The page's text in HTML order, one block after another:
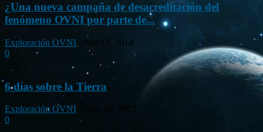
¿Una nueva campaña de desacreditación del
fenómeno OVNI por parte de...
Exploración OVNI
Abr 13, 2014
0
6 días sobre la Tierra
Exploración OVNI
0